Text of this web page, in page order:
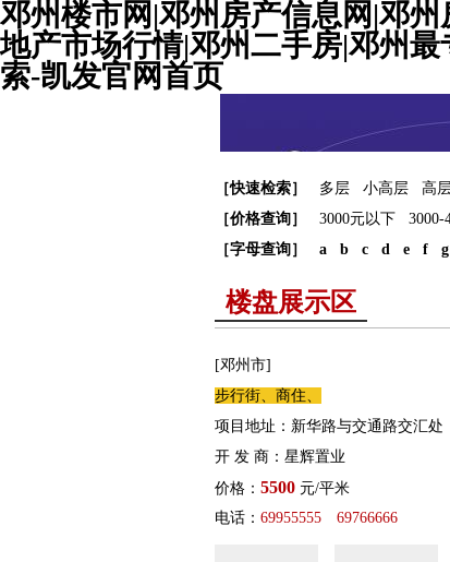
邓州楼市网|邓州房产信息网|邓
地产市场行情|邓州二手房|邓州
索-凯发官网首页
［快速检索］ 多层 小高层 高
［价格查询］
3000元以下 3000-
［字母查询］ a b c d e f g
楼盘展示区
[邓州市]
步行街、商住、
项目地址：新华路与交通路交汇处
开 发 商：星辉置业
价格： 5500 元/平米
电话： 69955555 69766666